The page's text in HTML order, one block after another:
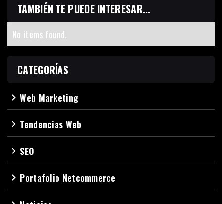
TAMBIÉN TE PUEDE INTERESAR...
No items found.
CATEGORÍAS
navigate_nextWeb Marketing
navigate_next Tendencias Web
navigate_next SEO
navigate_next Portafolio Netcommerce